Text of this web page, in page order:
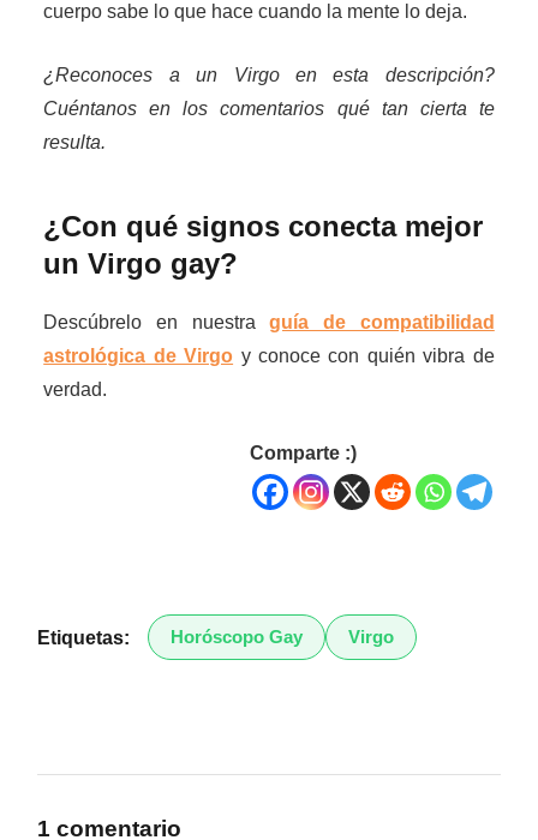
cuerpo sabe lo que hace cuando la mente lo deja.
¿Reconoces a un Virgo en esta descripción?
Cuéntanos en los comentarios qué tan cierta te
resulta.
¿Con qué signos conecta mejor
un Virgo gay?
Descúbrelo en nuestraguía de compatibilidad
astrológica de Virgo y conoce con quién vibra de
verdad.
Comparte :)
Etiquetas: Horóscopo Gay Virgo
1 comentario